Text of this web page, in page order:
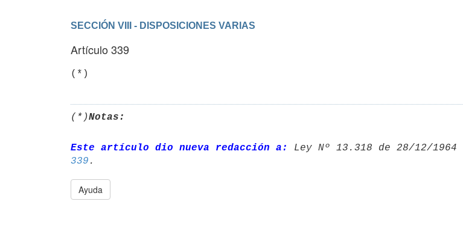
SECCIÓN VIII - DISPOSICIONES VARIAS
Artículo 339
(*)Notas:
Este artículo dio nueva redacción a:
339
Ayuda